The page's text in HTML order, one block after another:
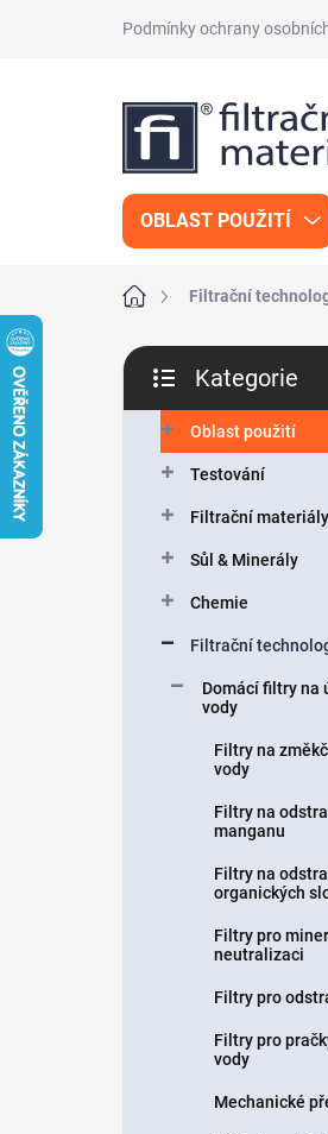
Podmínky ochrany
OBLAST POUŽITÍ
Domů Filtrační
P
s
kategorie
Kategorie
Oblast použití
Testování
Filtrační materiály
Sůl & Minerály
Chemie
Filtrační
Domácí filtry na
vody
Filtry na
vody
Filtry na
manganu
Filtry na
organických
Filtry pro
neutralizaci
Filtry pro
Filtry pro
vody
Mechanické